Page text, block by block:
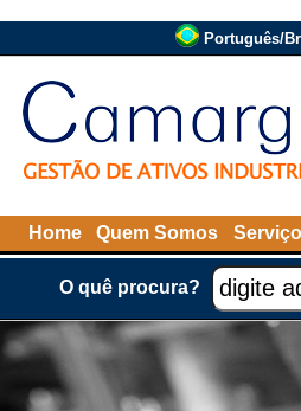
Português/
Home Quem Somos
O quê procura?